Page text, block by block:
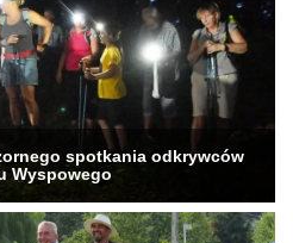
spotkania odkrywców
Wyspowego